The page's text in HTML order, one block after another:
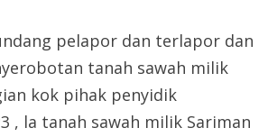
pelapor dan terlapor dan
tanah sawah milik
kok pihak penyidik
, la tanah sawah milik Sariman